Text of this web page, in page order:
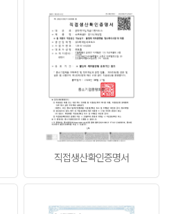
직접생산확인증명서
트워크 대역의 운영에 문제가
유 대역을 확보하여야 합니다.
장이 되는 장애가 발생했을
복구해야 하며, 안정적인 서비스
합니다.
요구하는 의견이나 불만에
정한 기간과 절차에 따라
신청 및 운영을 위해 고객의
고객의 허락 없이는 제3자에게
. 다만, 관계법령에 의한 수사상의
터 요구 받은 경우나
청이 있는 경우, 회사의
용정보사업자 또는
하는 경우는 예외로 합니다.
, 계약사항의 변경 및 해지 등
니다.